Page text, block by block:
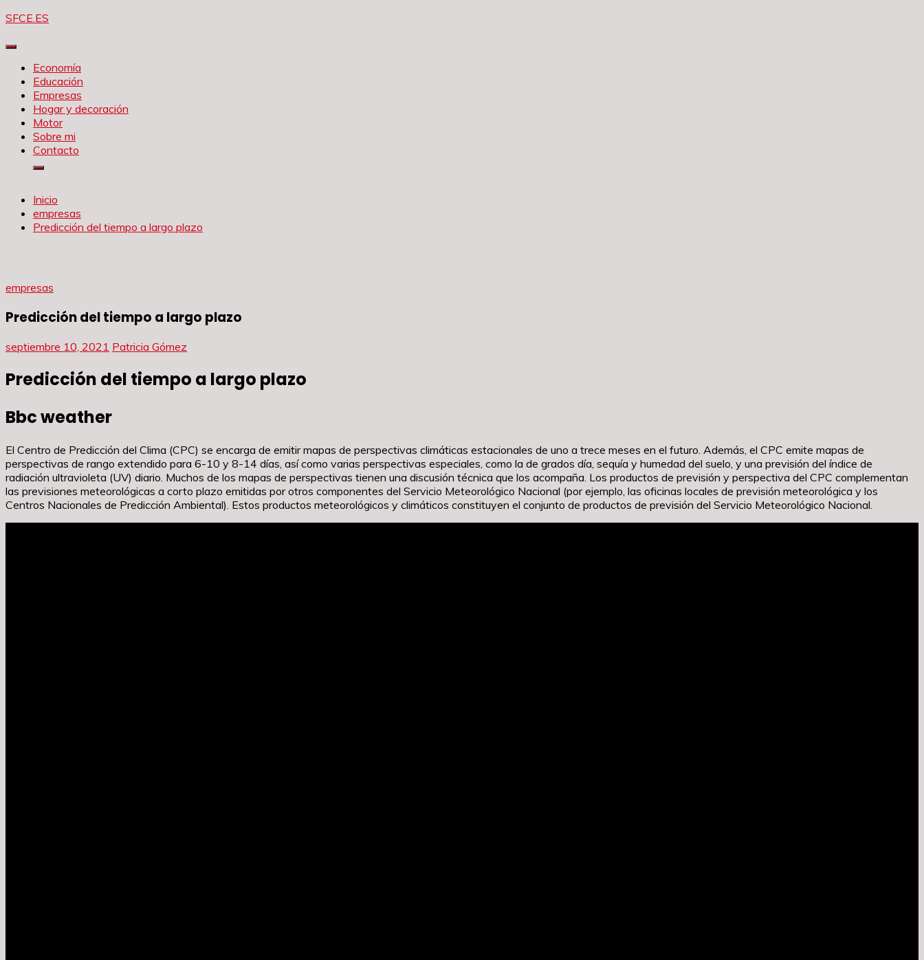
Saltar
contenido
SFCE.ES
Economía
Educación
Empresas
Hogar y decoración
Motor
Sobre mi
Contacto
Inicio
empresas
Predicción del tiempo a largo plazo
empresas
Predicción del tiempo a largo plazo
septiembre 10, 2021 Patricia Gómez
Predicción del tiempo a largo plazo
Bbc weather
El Centro de Predicción del Clima (CPC) se encarga de emitir mapas de perspectivas climáticas estacionales de uno a trece meses en el futuro. Además, el CPC emite mapas de
perspectivas de rango extendido para 6-10 y 8-14 días, así como varias perspectivas especiales, como la de grados día, sequía y humedad del suelo, y una previsión del índice de
radiación ultravioleta (UV) diario. Muchos de los mapas de perspectivas tienen una discusión técnica que los acompaña. Los productos de previsión y perspectiva del CPC complementan
las previsiones meteorológicas a corto plazo emitidas por otros componentes del Servicio Meteorológico Nacional (por ejemplo, las oficinas locales de previsión meteorológica y los
Centros Nacionales de Predicción Ambiental). Estos productos meteorológicos y climáticos constituyen el conjunto de productos de previsión del Servicio Meteorológico Nacional.